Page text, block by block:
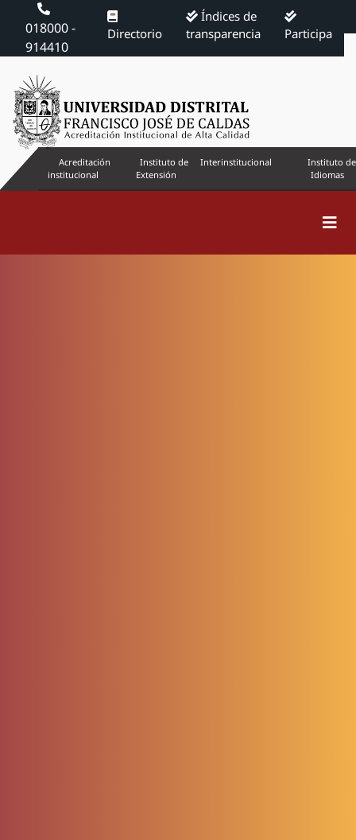
018000 -
914410
Directorio
Índices de
transparencia
Participa
Acreditación
institucional
Instituto de
Extensión
Interinstitucional
Instituto de
Idiomas